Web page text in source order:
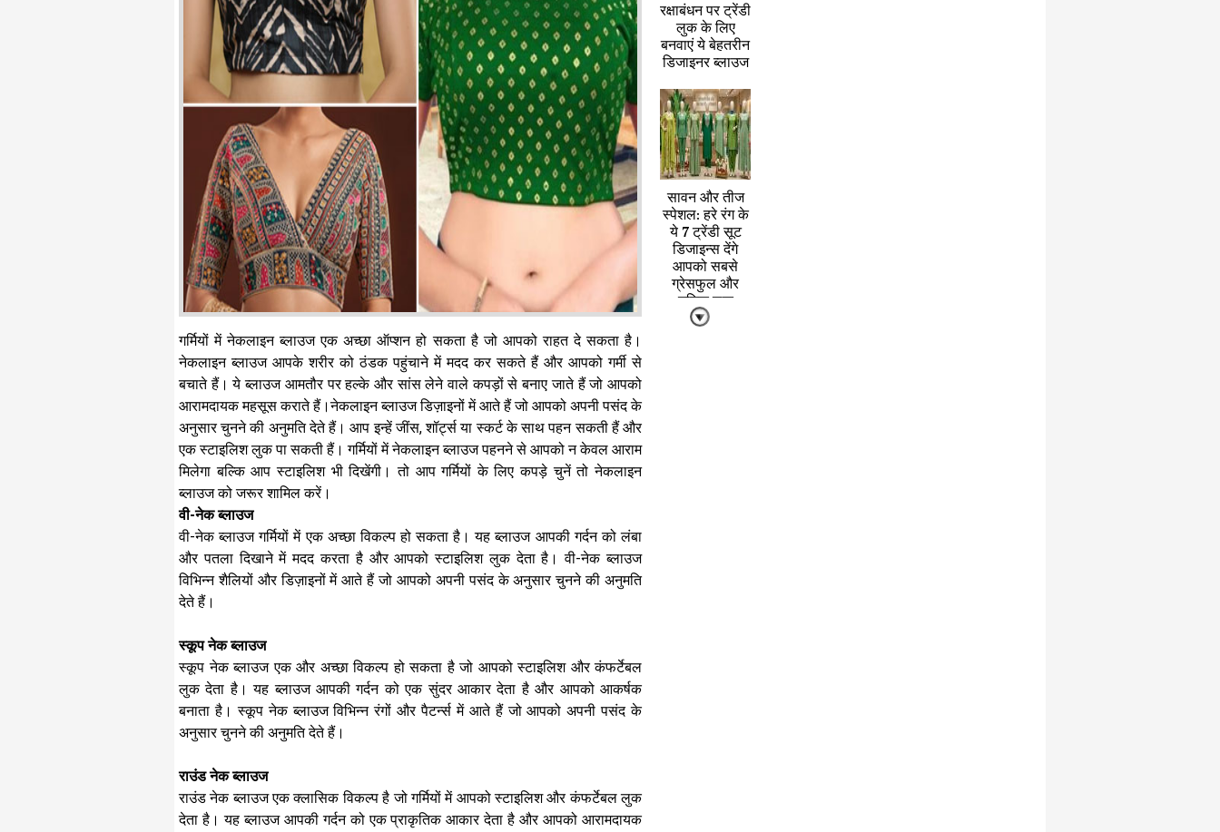
गर्मियों में नेकलाइन ब्लाउज एक अच्छा ऑप्शन हो सकता है जो आपको राहत दे सकता है।
नेकलाइन ब्लाउज आपके शरीर को ठंडक पहुंचाने में मदद कर सकते हैं और आपको गर्मी से
बचाते हैं। ये ब्लाउज आमतौर पर हल्के और सांस लेने वाले कपड़ों से बनाए जाते हैं जो आपको
आरामदायक महसूस कराते हैं।नेकलाइन ब्लाउज डिज़ाइनों में आते हैं जो आपको अपनी पसंद के
अनुसार चुनने की अनुमति देते हैं। आप इन्हें जींस, शॉर्ट्स या स्कर्ट के साथ पहन सकती हैं और
एक स्टाइलिश लुक पा सकती हैं। गर्मियों में नेकलाइन ब्लाउज पहनने से आपको न केवल आराम
मिलेगा बल्कि आप स्टाइलिश भी दिखेंगी। तो आप गर्मियों के लिए कपड़े चुनें तो नेकलाइन
ब्लाउज को जरूर शामिल करें।
वी-नेक ब्लाउज
वी-नेक ब्लाउज गर्मियों में एक अच्छा विकल्प हो सकता है। यह ब्लाउज आपकी गर्दन को लंबा
और पतला दिखाने में मदद करता है और आपको स्टाइलिश लुक देता है। वी-नेक ब्लाउज
विभिन्न शैलियों और डिज़ाइनों में आते हैं जो आपको अपनी पसंद के अनुसार चुनने की अनुमति
देते हैं।
स्कूप नेक ब्लाउज
स्कूप नेक ब्लाउज एक और अच्छा विकल्प हो सकता है जो आपको स्टाइलिश और कंफर्टेबल
लुक देता है। यह ब्लाउज आपकी गर्दन को एक सुंदर आकार देता है और आपको आकर्षक
बनाता है। स्कूप नेक ब्लाउज विभिन्न रंगों और पैटर्न्स में आते हैं जो आपको अपनी पसंद के
अनुसार चुनने की अनुमति देते हैं।
राउंड नेक ब्लाउज
राउंड नेक ब्लाउज एक क्लासिक विकल्प है जो गर्मियों में आपको स्टाइलिश और कंफर्टेबल लुक
देता है। यह ब्लाउज आपकी गर्दन को एक प्राकृतिक आकार देता है और आपको आरामदायक
रक्षाबंधन पर ट्रेंडी
लुक के लिए
बनवाएं ये बेहतरीन
डिजाइनर ब्लाउज
सावन और तीज
स्पेशल: हरे रंग के
ये 7 ट्रेंडी सूट
डिजाइन्स देंगे
आपको सबसे
ग्रेसफुल और
यूनिक लुक